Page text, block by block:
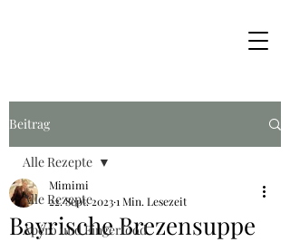
Beitrag
Alle Rezepte
Apéro und Fingerfood
Alle Rezepte
Bayrische Brezensuppe
Mimimi
22. Sept. 20231 Min. Lesezeit